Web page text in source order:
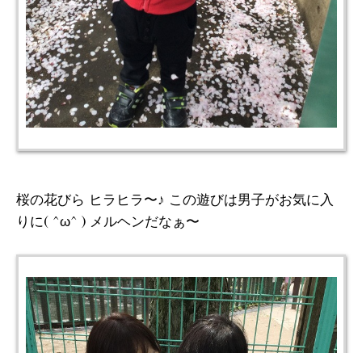
桜の花びら ヒラヒラ〜♪ この遊びは男子がお気に入
りに( ^ω^ ) メルヘンだなぁ〜